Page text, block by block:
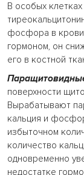
В особых
фосфора в
гормоном, он
его в костной
поверхности
Вырабатывают
кальция и
избыточном
количество
одновременно
недостатке